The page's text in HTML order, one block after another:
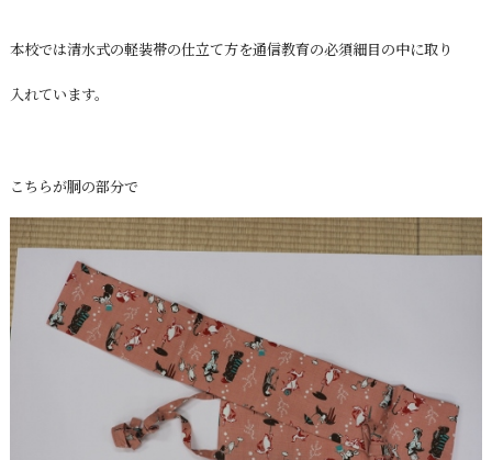
本校では清水式の軽装帯の仕立て方を通信教育の必須細目の中に取り
入れています。
こちらが胴の部分で